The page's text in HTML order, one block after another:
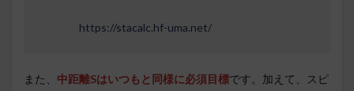
https://stacalc.hf-uma.net/
また、 中距離Sはいつもと同様に必須目標です。加えて、スピ